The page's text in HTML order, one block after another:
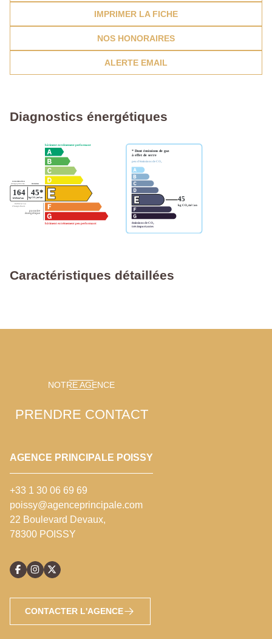
IMPRIMER LA FICHE
NOS HONORAIRES
ALERTE EMAIL
Diagnostics énergétiques
Caractéristiques détaillées
NOTRE AGENCE
PRENDRE CONTACT
AGENCE PRINCIPALE POISSY
+33 1 30 06 69 69
poissy@agenceprincipale.com
22 Boulevard Devaux,
78300 POISSY
CONTACTER L'AGENCE